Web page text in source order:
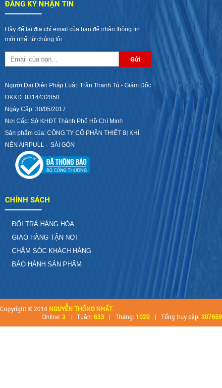
ĐĂNG KÝ NHẬN TIN
Hãy để lại địa chỉ email của bạn để nhận thông tin
mới nhất từ chúng tôi
Người Đại Diện Pháp Luật: Trần Thanh Tú - Giám Đốc
DKKD: 0314432850
Ngày Cấp: 30/05/2017
Nơi Cấp: Sở KHĐT Thành Phố Hồ Chí Minh
Sản phẩm của: CÔNG TY CỔ PHẦN THIẾT BỊ KHÍ
NÉN AIRPULL - SÀI GÒN
CHÍNH SÁCH
ĐỔI TRẢ HÀNG HÓA
GIAO HÀNG TẬN NƠI
CHĂM SÓC KHÁCH HÀNG
BẢO HÀNH SẢN PHẨM
Copyright © 2018 NGUYỄN THỐNG NHẤT.
Online: 3 | Tuần: 633 | Tháng: 1020 | Tổng truy cập: 307669